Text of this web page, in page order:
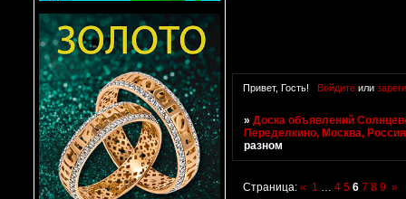
Привет, Гость! Войдитеили
»Доска объявлений
Переделкино, Москва, Россия
разном
Страница:« 1 … 4 5 6 7 8 9 »